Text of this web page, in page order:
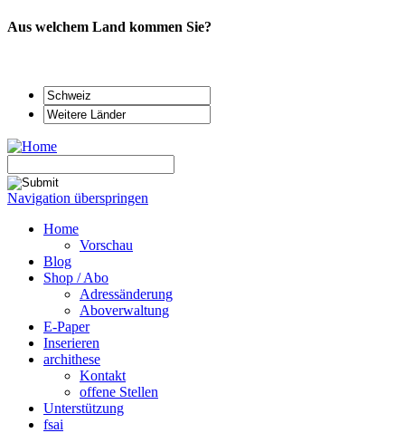
Aus welchem Land kommen Sie?
Navigation überspringen
Home
Vorschau
Blog
Shop / Abo
Adressänderung
Aboverwaltung
E-Paper
Inserieren
archithese
Kontakt
offene Stellen
Unterstützung
fsai